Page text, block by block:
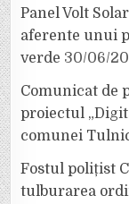
Panel Volt
aferente unui
verde 30/06/
Comunicat de
proiectul
comunei
Fostul polițist
tulburarea